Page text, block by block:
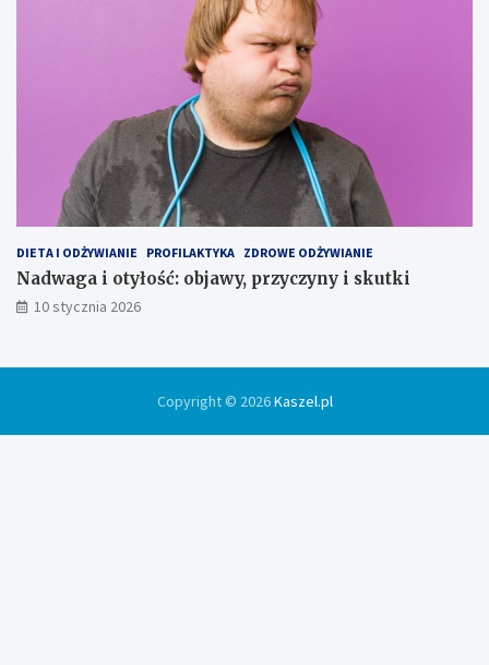
DIETA I ODŻYWIANIE PROFILAKTYKA ZDROWE ODŻYWIANIE
Nadwaga i otyłość: objawy, przyczyny i skutki
10 stycznia 2026
Copyright © 2026Kaszel.pl